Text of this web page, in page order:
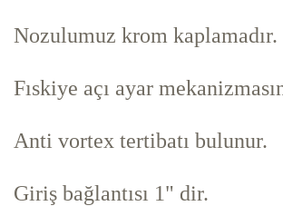
Nozulumuz krom kaplamadır.
Fıskiye açı ayar
Anti vortex tertibatı bulunur.
Giriş bağlantısı 1" dir.